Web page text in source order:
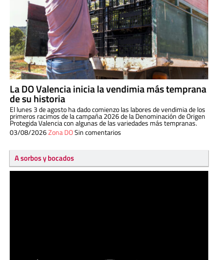
La DO Valencia inicia la vendimia más temprana
de su historia
El lunes 3 de agosto ha dado comienzo las labores de vendimia de los
primeros racimos de la campaña 2026 de la Denominación de Origen
Protegida Valencia con algunas de las variedades más tempranas.
03/08/2026Zona DOSin comentarios
A sorbos y bocados